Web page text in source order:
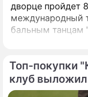
дворце пройдет
международный
бальным танцам
президент
Союза,
народный
Топ-покупки
клуб